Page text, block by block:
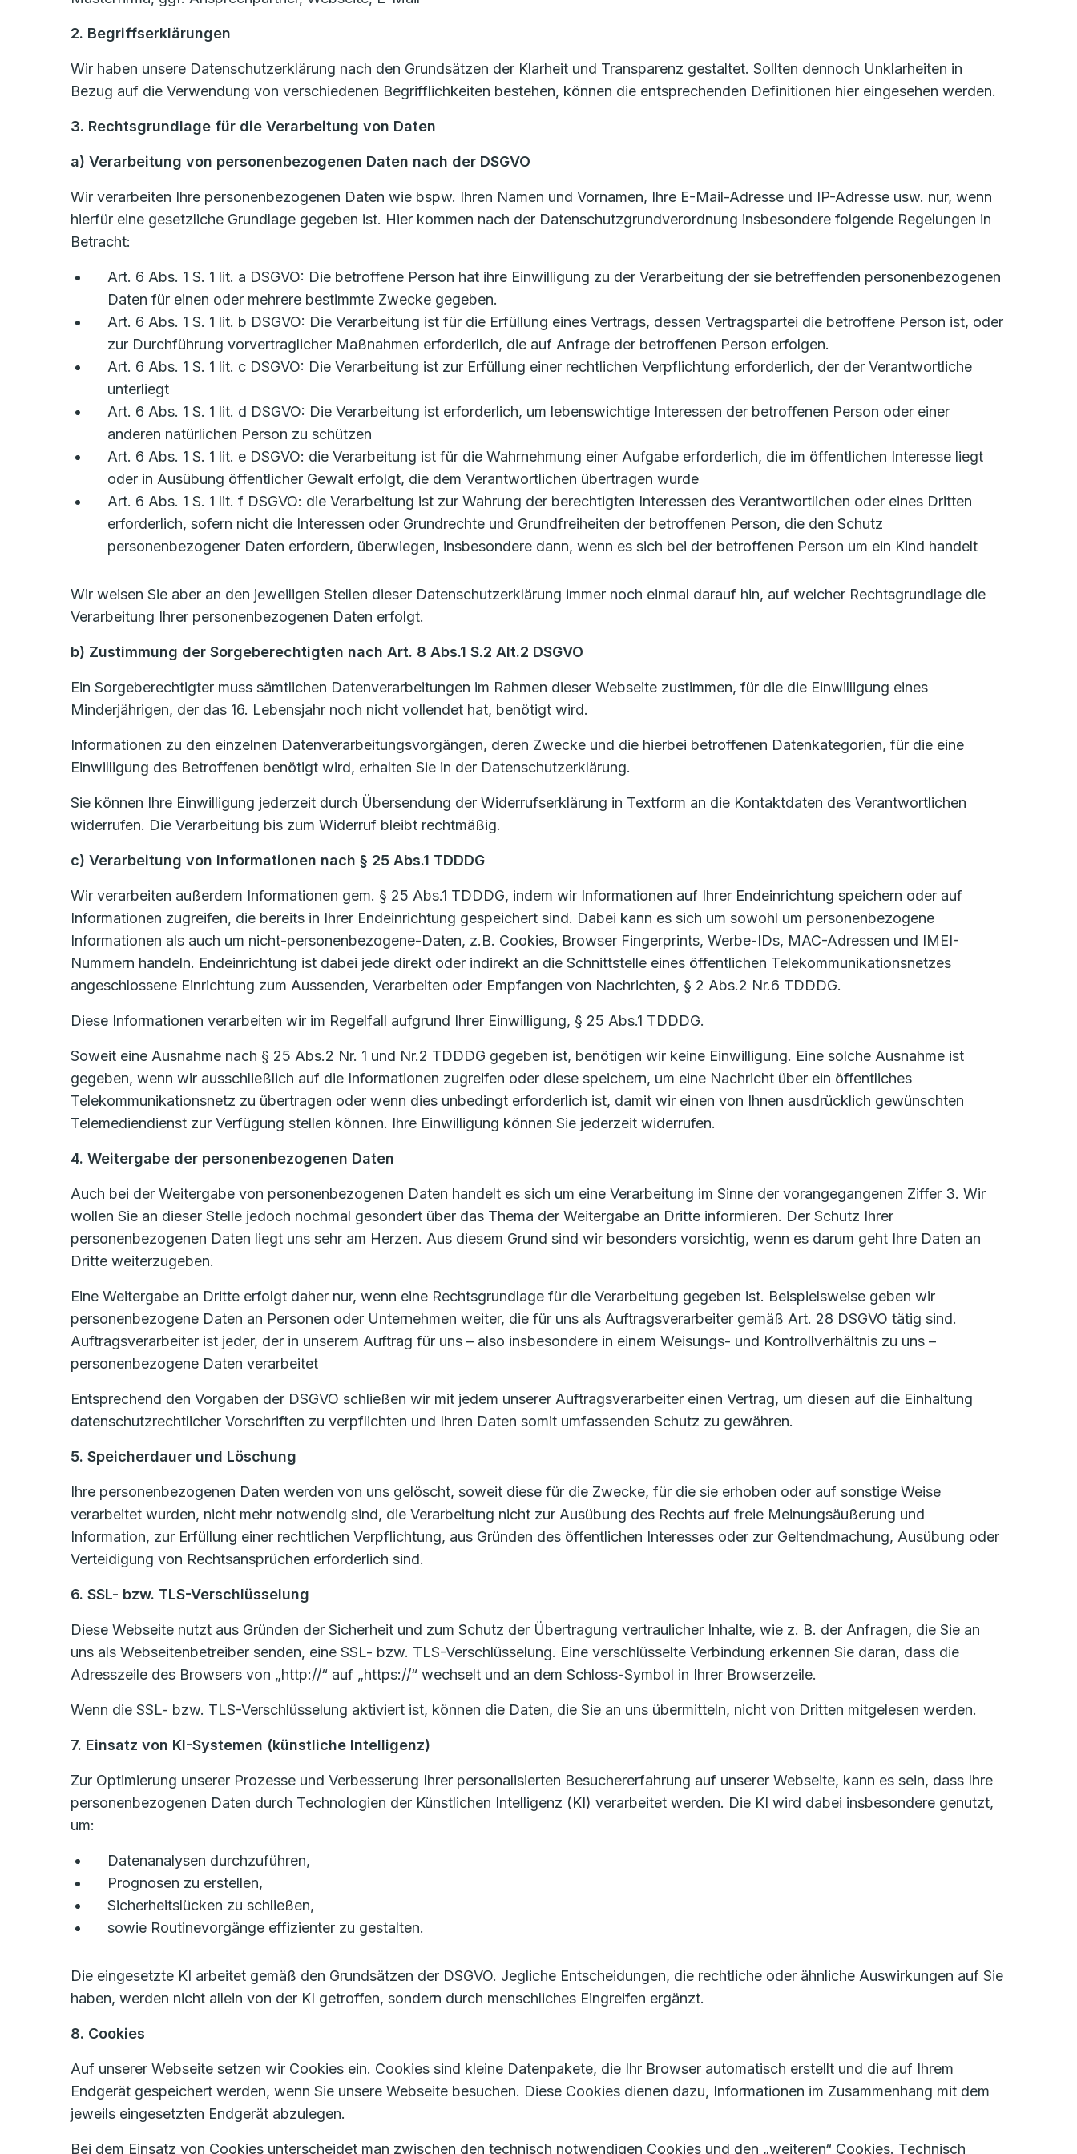
2. Begriffserklärungen
Wir haben unsere Datenschutzerklärung nach den Grundsätzen der Klarheit und Transparenz gestaltet. Sollten dennoch Unklarheiten in
Bezug auf die Verwendung von verschiedenen Begrifflichkeiten bestehen, können die entsprechenden Definitionen hier eingesehen werden.
3. Rechtsgrundlage für die Verarbeitung von Daten
a) Verarbeitung von personenbezogenen Daten nach der DSGVO
Wir verarbeiten Ihre personenbezogenen Daten wie bspw. Ihren Namen und Vornamen, Ihre E-Mail-Adresse und IP-Adresse usw. nur, wenn
hierfür eine gesetzliche Grundlage gegeben ist. Hier kommen nach der Datenschutzgrundverordnung insbesondere folgende Regelungen in
Betracht:
Art. 6 Abs. 1 S. 1 lit. a DSGVO: Die betroffene Person hat ihre Einwilligung zu der Verarbeitung der sie betreffenden personenbezogenen
Daten für einen oder mehrere bestimmte Zwecke gegeben.
Art. 6 Abs. 1 S. 1 lit. b DSGVO: Die Verarbeitung ist für die Erfüllung eines Vertrags, dessen Vertragspartei die betroffene Person ist, oder
zur Durchführung vorvertraglicher Maßnahmen erforderlich, die auf Anfrage der betroffenen Person erfolgen.
Art. 6 Abs. 1 S. 1 lit. c DSGVO: Die Verarbeitung ist zur Erfüllung einer rechtlichen Verpflichtung erforderlich, der der Verantwortliche
unterliegt
Art. 6 Abs. 1 S. 1 lit. d DSGVO: Die Verarbeitung ist erforderlich, um lebenswichtige Interessen der betroffenen Person oder einer
anderen natürlichen Person zu schützen
Art. 6 Abs. 1 S. 1 lit. e DSGVO: die Verarbeitung ist für die Wahrnehmung einer Aufgabe erforderlich, die im öffentlichen Interesse liegt
oder in Ausübung öffentlicher Gewalt erfolgt, die dem Verantwortlichen übertragen wurde
Art. 6 Abs. 1 S. 1 lit. f DSGVO: die Verarbeitung ist zur Wahrung der berechtigten Interessen des Verantwortlichen oder eines Dritten
erforderlich, sofern nicht die Interessen oder Grundrechte und Grundfreiheiten der betroffenen Person, die den Schutz
personenbezogener Daten erfordern, überwiegen, insbesondere dann, wenn es sich bei der betroffenen Person um ein Kind handelt
Wir weisen Sie aber an den jeweiligen Stellen dieser Datenschutzerklärung immer noch einmal darauf hin, auf welcher Rechtsgrundlage die
Verarbeitung Ihrer personenbezogenen Daten erfolgt.
b) Zustimmung der Sorgeberechtigten nach Art. 8 Abs.1 S.2 Alt.2 DSGVO
Ein Sorgeberechtigter muss sämtlichen Datenverarbeitungen im Rahmen dieser Webseite zustimmen, für die die Einwilligung eines
Minderjährigen, der das 16. Lebensjahr noch nicht vollendet hat, benötigt wird.
Informationen zu den einzelnen Datenverarbeitungsvorgängen, deren Zwecke und die hierbei betroffenen Datenkategorien, für die eine
Einwilligung des Betroffenen benötigt wird, erhalten Sie in der Datenschutzerklärung.
Sie können Ihre Einwilligung jederzeit durch Übersendung der Widerrufserklärung in Textform an die Kontaktdaten des Verantwortlichen
widerrufen. Die Verarbeitung bis zum Widerruf bleibt rechtmäßig.
c) Verarbeitung von Informationen nach § 25 Abs.1 TDDDG
Wir verarbeiten außerdem Informationen gem. § 25 Abs.1 TDDDG, indem wir Informationen auf Ihrer Endeinrichtung speichern oder auf
Informationen zugreifen, die bereits in Ihrer Endeinrichtung gespeichert sind. Dabei kann es sich um sowohl um personenbezogene
Informationen als auch um nicht-personenbezogene-Daten, z.B. Cookies, Browser Fingerprints, Werbe-IDs, MAC-Adressen und IMEI-
Nummern handeln. Endeinrichtung ist dabei jede direkt oder indirekt an die Schnittstelle eines öffentlichen Telekommunikationsnetzes
angeschlossene Einrichtung zum Aussenden, Verarbeiten oder Empfangen von Nachrichten, § 2 Abs.2 Nr.6 TDDDG.
Diese Informationen verarbeiten wir im Regelfall aufgrund Ihrer Einwilligung, § 25 Abs.1 TDDDG.
Soweit eine Ausnahme nach § 25 Abs.2 Nr. 1 und Nr.2 TDDDG gegeben ist, benötigen wir keine Einwilligung. Eine solche Ausnahme ist
gegeben, wenn wir ausschließlich auf die Informationen zugreifen oder diese speichern, um eine Nachricht über ein öffentliches
Telekommunikationsnetz zu übertragen oder wenn dies unbedingt erforderlich ist, damit wir einen von Ihnen ausdrücklich gewünschten
Telemediendienst zur Verfügung stellen können. Ihre Einwilligung können Sie jederzeit widerrufen.
4. Weitergabe der personenbezogenen Daten
Auch bei der Weitergabe von personenbezogenen Daten handelt es sich um eine Verarbeitung im Sinne der vorangegangenen Ziffer 3. Wir
wollen Sie an dieser Stelle jedoch nochmal gesondert über das Thema der Weitergabe an Dritte informieren. Der Schutz Ihrer
personenbezogenen Daten liegt uns sehr am Herzen. Aus diesem Grund sind wir besonders vorsichtig, wenn es darum geht Ihre Daten an
Dritte weiterzugeben.
Eine Weitergabe an Dritte erfolgt daher nur, wenn eine Rechtsgrundlage für die Verarbeitung gegeben ist. Beispielsweise geben wir
personenbezogene Daten an Personen oder Unternehmen weiter, die für uns als Auftragsverarbeiter gemäß Art. 28 DSGVO tätig sind.
Auftragsverarbeiter ist jeder, der in unserem Auftrag für uns – also insbesondere in einem Weisungs- und Kontrollverhältnis zu uns –
personenbezogene Daten verarbeitet
Entsprechend den Vorgaben der DSGVO schließen wir mit jedem unserer Auftragsverarbeiter einen Vertrag, um diesen auf die Einhaltung
datenschutzrechtlicher Vorschriften zu verpflichten und Ihren Daten somit umfassenden Schutz zu gewähren.
5. Speicherdauer und Löschung
Ihre personenbezogenen Daten werden von uns gelöscht, soweit diese für die Zwecke, für die sie erhoben oder auf sonstige Weise
verarbeitet wurden, nicht mehr notwendig sind, die Verarbeitung nicht zur Ausübung des Rechts auf freie Meinungsäußerung und
Information, zur Erfüllung einer rechtlichen Verpflichtung, aus Gründen des öffentlichen Interesses oder zur Geltendmachung, Ausübung oder
Verteidigung von Rechtsansprüchen erforderlich sind.
6. SSL- bzw. TLS-Verschlüsselung
Diese Webseite nutzt aus Gründen der Sicherheit und zum Schutz der Übertragung vertraulicher Inhalte, wie z. B. der Anfragen, die Sie an
uns als Webseitenbetreiber senden, eine SSL- bzw. TLS-Verschlüsselung. Eine verschlüsselte Verbindung erkennen Sie daran, dass die
Adresszeile des Browsers von „http://“ auf „https://“ wechselt und an dem Schloss-Symbol in Ihrer Browserzeile.
Wenn die SSL- bzw. TLS-Verschlüsselung aktiviert ist, können die Daten, die Sie an uns übermitteln, nicht von Dritten mitgelesen werden.
7. Einsatz von KI-Systemen (künstliche Intelligenz)
Zur Optimierung unserer Prozesse und Verbesserung Ihrer personalisierten Besuchererfahrung auf unserer Webseite, kann es sein, dass Ihre
personenbezogenen Daten durch Technologien der Künstlichen Intelligenz (KI) verarbeitet werden. Die KI wird dabei insbesondere genutzt,
um:
Datenanalysen durchzuführen,
Prognosen zu erstellen,
Sicherheitslücken zu schließen,
sowie Routinevorgänge effizienter zu gestalten.
Die eingesetzte KI arbeitet gemäß den Grundsätzen der DSGVO. Jegliche Entscheidungen, die rechtliche oder ähnliche Auswirkungen auf Sie
haben, werden nicht allein von der KI getroffen, sondern durch menschliches Eingreifen ergänzt.
8. Cookies
Auf unserer Webseite setzen wir Cookies ein. Cookies sind kleine Datenpakete, die Ihr Browser automatisch erstellt und die auf Ihrem
Endgerät gespeichert werden, wenn Sie unsere Webseite besuchen. Diese Cookies dienen dazu, Informationen im Zusammenhang mit dem
jeweils eingesetzten Endgerät abzulegen.
Bei dem Einsatz von Cookies unterscheidet man zwischen den technisch notwendigen Cookies und den „weiteren“ Cookies. Technisch